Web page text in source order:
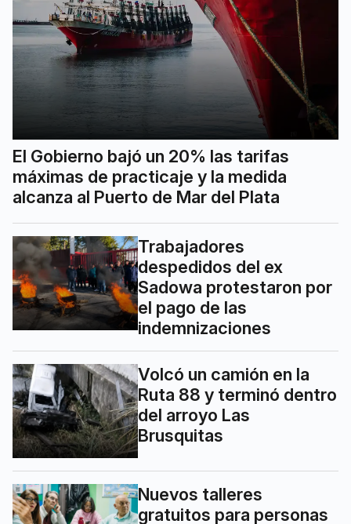
El Gobierno bajó un 20% las tarifas
máximas de practicaje y la medida
alcanza al Puerto de Mar del Plata
Trabajadores
despedidos del ex
Sadowa protestaron por
el pago de las
indemnizaciones
Volcó un camión en la
Ruta 88 y terminó dentro
del arroyo Las
Brusquitas
Nuevos talleres
gratuitos para personas